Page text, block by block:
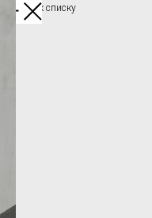
Обратно к списку